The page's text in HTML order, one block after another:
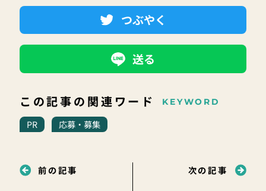
つぶやく
送る
この記事の関連ワード KEYWORD
PR 応募・募集
前の記事 次の記事